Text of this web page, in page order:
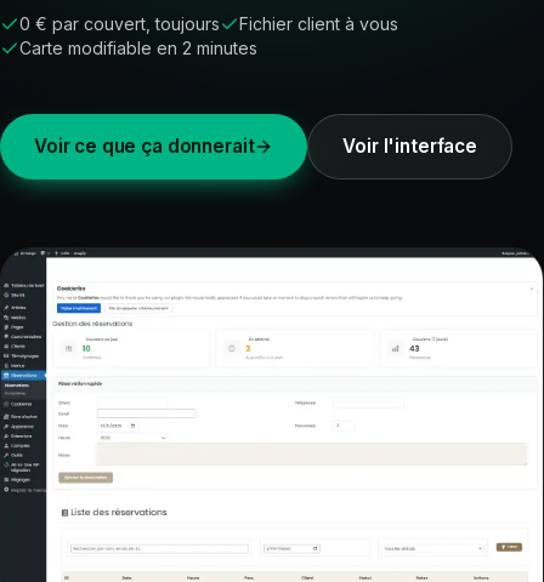
0 € par couvert, toujours
Fichier client à vous
Carte modifiable en 2 minutes
Voir ce que ça donnerait Voir l'interface